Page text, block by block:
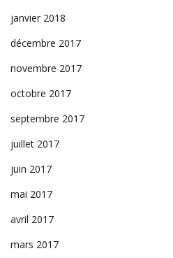
janvier 2018
décembre 2017
novembre 2017
octobre 2017
septembre 2017
juillet 2017
juin 2017
mai 2017
avril 2017
mars 2017